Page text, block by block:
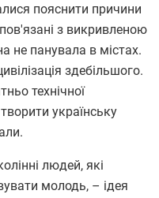
пояснити причини
з викривленою
не панувала в містах.
здебільшого.
технічної
українську
людей, які
молодь, – ідея